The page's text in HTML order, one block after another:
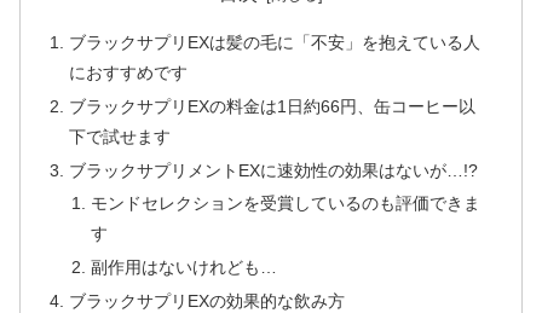
ブラックサプリEXは髪の毛に「不安」を抱えている人
におすすめです
ブラックサプリEXの料金は1日約66円、缶コーヒー以
下で試せます
ブラックサプリメントEXに速効性の効果はないが…!?
モンドセレクションを受賞しているのも評価できま
す
副作用はないけれども…
ブラックサプリEXの効果的な飲み方